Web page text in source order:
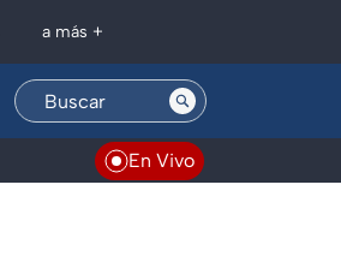
a más +
En Vivo